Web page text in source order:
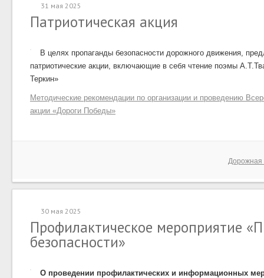
31 мая 2025
Патриотическая акция
В целях пропаганды безопасности дорожного движения,
патриотические акции, включающие в себя чтение поэмы
Теркин»
Методические рекомендации по организации и проведению
акции «Дороги Победы»
Дорожная
30 мая 2025
Профилактическое мероприятие
безопасности»
О проведении профилактических и информационных